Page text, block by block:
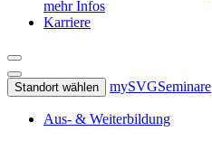
mehr Infos
Karriere
Standort wählen mySVGSeminare
Aus- & Weiterbildung